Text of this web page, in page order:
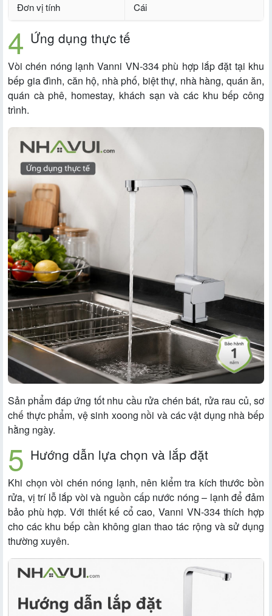
Đơn vị tính Cái
Ứng dụng thực tế
Vòi chén nóng lạnh Vanni VN-334 phù hợp lắp đặt tại khu
bếp gia đình, căn hộ, nhà phố, biệt thự, nhà hàng, quán ăn,
quán cà phê, homestay, khách sạn và các khu bếp công
trình.
Sản phẩm đáp ứng tốt nhu cầu rửa chén bát, rửa rau củ, sơ
chế thực phẩm, vệ sinh xoong nồi và các vật dụng nhà bếp
hằng ngày.
Hướng dẫn lựa chọn và lắp đặt
Khi chọn vòi chén nóng lạnh, nên kiểm tra kích thước bồn
rửa, vị trí lỗ lắp vòi và nguồn cấp nước nóng – lạnh để đảm
bảo phù hợp. Với thiết kế cổ cao, Vanni VN-334 thích hợp
cho các khu bếp cần không gian thao tác rộng và sử dụng
thường xuyên.